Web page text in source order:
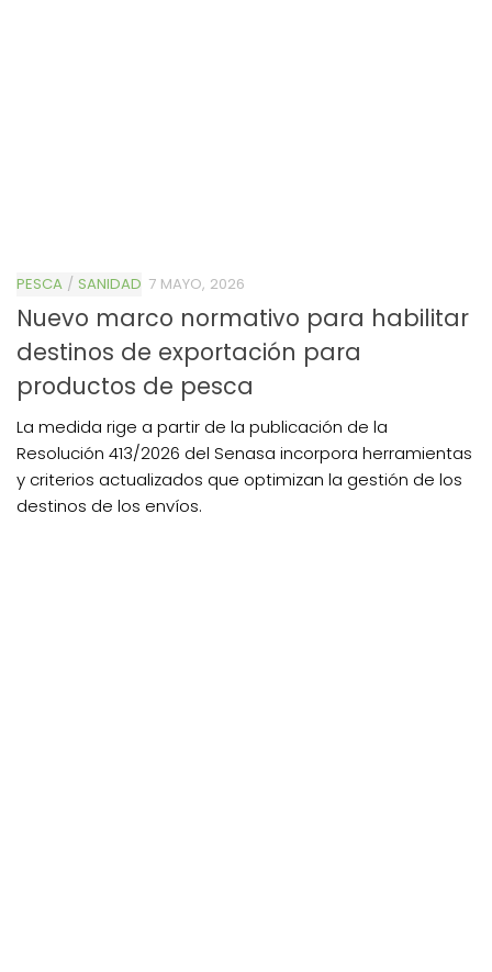
PESCA / SANIDAD 7 MAYO, 2026
Nuevo marco normativo para habilitar
destinos de exportación para
productos de pesca
La medida rige a partir de la publicación de la
Resolución 413/2026 del Senasa incorpora herramientas
y criterios actualizados que optimizan la gestión de los
destinos de los envíos.